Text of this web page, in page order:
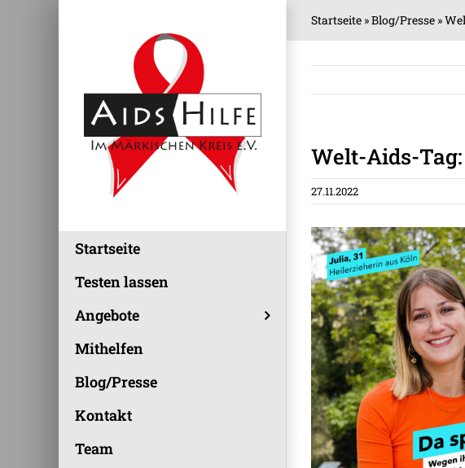
Startseite
Testen lassen
Angebote
Mithelfen
Blog/Presse
Kontakt
Team
Startseite »Blog/Presse »
Welt-Aids-
27.11.2022